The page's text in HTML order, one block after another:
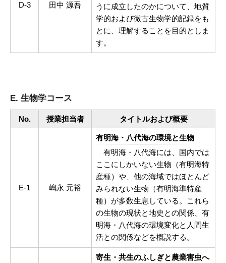
D-3 田中 源吾
うに成立したのかについて、地質
学的および微古生物学的記録をも
とに、理解することを目的としま
す。
E. 生物学コース
No. 授業担当者 タイトルおよび概要
E-1 嶋永 元裕
有明海・八代海の環境と生物
有明海・八代海には、国内では
ここにしかいない生物（有明海特
産種）や、他の海域ではほとんど
みられない生物（有明海準特産
種）が多数生息している。これら
の生物の現状と地史との関係、有
明海・八代海の環境変化と人間生
活との関係などを概説する。
寄生・共生のふしぎと農業害虫へ